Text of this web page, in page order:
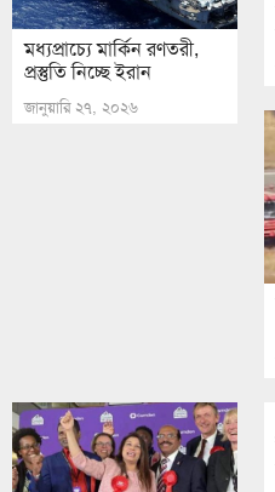
মধ্যপ্রাচ্যে মার্কিন রণতরী,
প্রস্তুতি নিচ্ছে ইরান
জানুয়ারি ২৭, ২০২৬